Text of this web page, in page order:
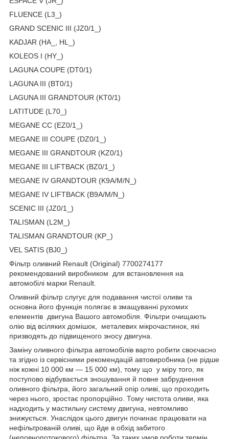
FLUENCE (L3_)
GRAND SCENIC III (JZ0/1_)
KADJAR (HA_, HL_)
KOLEOS I (HY_)
LAGUNA COUPE (DT0/1)
LAGUNA III (BT0/1)
LAGUNA III GRANDTOUR (KT0/1)
LATITUDE (L70_)
MEGANE CC (EZ0/1_)
MEGANE III COUPE (DZ0/1_)
MEGANE III GRANDTOUR (KZ0/1)
MEGANE III LIFTBACK (BZ0/1_)
MEGANE IV GRANDTOUR (K9A/M/N_)
MEGANE IV LIFTBACK (B9A/M/N_)
SCENIC III (JZ0/1_)
TALISMAN (L2M_)
TALISMAN GRANDTOUR (KP_)
VEL SATIS (BJ0_)
Фільтр оливний Renault (Original) 7700274177
рекомендований виробником для встановлення на
автомобілі марки Renault.
Оливний фільтр слугує для подавання чистої оливи та
основна його функція полягає в змащуванні рухомих
елементів двигуна Вашого автомобіля. Фільтри очищають
олію від всіляких домішок, металевих мікрочастинок, які
призводять до підвищеного зносу двигуна.
Заміну оливного фільтра автомобілів варто робити своєчасно
та згідно із сервісними рекомендацій автовиробника (не рідше
ніж кожні 10 000 км — 15 000 км), тому що у міру того, як
поступово відбувається зношування й повне забруднення
оливного фільтра, його загальний опір оливі, що проходить
через нього, зростає пропорційно. Тому чистота оливи, яка
надходить у мастильну систему двигуна, невтомливо
знижується. Унаслідок цього двигун починає працювати на
нефільтрованій оливі, що йде в обхід забитого
(неповнопотокового) фільтра. За таких умов роботи термін